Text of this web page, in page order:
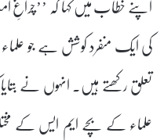
کی ایک منفرد کوشش ہے جو
علماء کے بچے ایم ایس کے